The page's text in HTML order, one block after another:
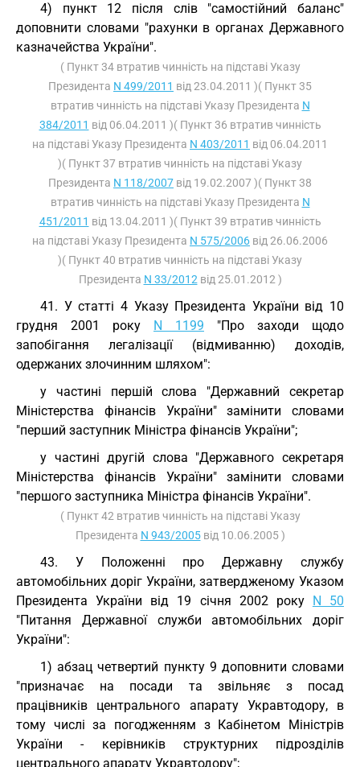
4) пункт 12 після слів "самостійний баланс"
доповнити словами "рахунки в органах Державного
казначейства України".
( Пункт 34 втратив чинність на підставі Указу
Президента N 499/2011 від 23.04.2011 )( Пункт 35
втратив чинність на підставі Указу Президента N
384/2011 від 06.04.2011 )( Пункт 36 втратив чинність
на підставі Указу Президента N 403/2011 від 06.04.2011
)( Пункт 37 втратив чинність на підставі Указу
Президента N 118/2007 від 19.02.2007 )( Пункт 38
втратив чинність на підставі Указу Президента N
451/2011 від 13.04.2011 )( Пункт 39 втратив чинність
на підставі Указу Президента N 575/2006 від 26.06.2006
)( Пункт 40 втратив чинність на підставі Указу
Президента N 33/2012 від 25.01.2012 )
41. У статті 4 Указу Президента України від 10
грудня 2001 року N 1199 "Про заходи щодо
запобігання легалізації (відмиванню) доходів,
одержаних злочинним шляхом":
у частині першій слова "Державний секретар
Міністерства фінансів України" замінити словами
"перший заступник Міністра фінансів України";
у частині другій слова "Державного секретаря
Міністерства фінансів України" замінити словами
"першого заступника Міністра фінансів України".
( Пункт 42 втратив чинність на підставі Указу
Президента N 943/2005від 10.06.2005 )
43. У Положенні про Державну службу
автомобільних доріг України, затвердженому Указом
Президента України від 19 січня 2002 року N 50
"Питання Державної служби автомобільних доріг
України":
1) абзац четвертий пункту 9 доповнити словами
"призначає на посади та звільняє з посад
працівників центрального апарату Укравтодору, в
тому числі за погодженням з Кабінетом Міністрів
України - керівників структурних підрозділів
центрального апарату Укравтодору";